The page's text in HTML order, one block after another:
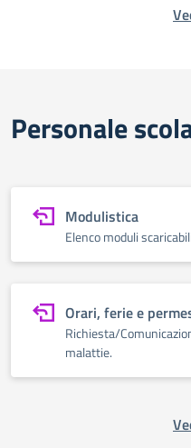
Personale
Modulistica
Elenco moduli
Orari, ferie e
Richiesta/
malattie.